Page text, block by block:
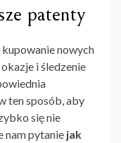
patenty
nowych
i śledzenie
ten sposób, aby
się nie
nam pytanie jak